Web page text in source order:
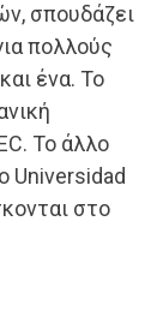
σπουδάζει
πολλούς
ένα. Το
Το άλλο
Universidad
στο